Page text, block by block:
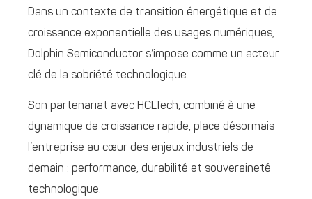
Dans un contexte de transition énergétique et de
croissance exponentielle des usages numériques,
Dolphin Semiconductor s’impose comme un acteur
clé de la sobriété technologique.
Son partenariat avec HCLTech, combiné à une
dynamique de croissance rapide, place désormais
l’entreprise au cœur des enjeux industriels de
demain : performance, durabilité et souveraineté
technologique.